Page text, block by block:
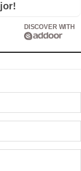
DISCOVER WITH